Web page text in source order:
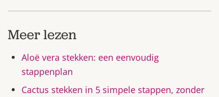
Meer lezen
Aloë vera stekken: een eenvoudig
stappenplan
Cactus stekken in 5 simpele stappen, zonder